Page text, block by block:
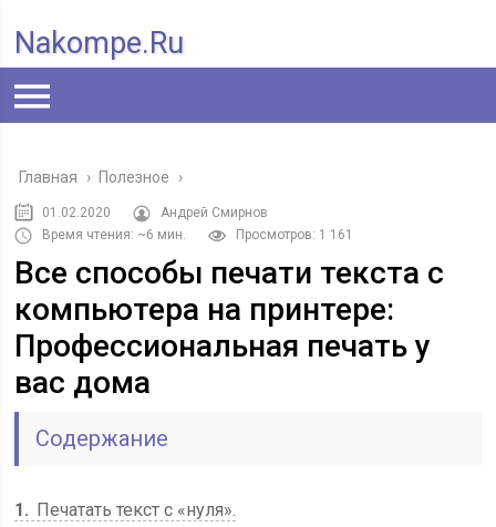
Nakompe.ru
Главная › Полезное ›
01.02.2020
Андрей Смирнов
Время чтения: ~6 мин.
Просмотров: 1 161
Все способы печати текста с
компьютера на принтере:
Профессиональная печать у
вас дома
Содержание
1
Печатать текст с «нуля».